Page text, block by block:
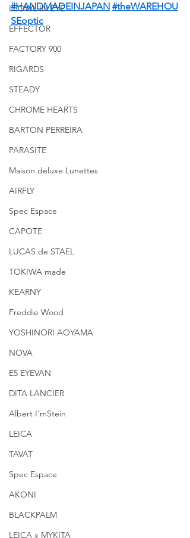
LEOWL IN EYE
EFFECTOR
FACTORY 900
RIGARDS
STEADY
CHROME HEARTS
BARTON PERREIRA
PARASITE
Maison deluxe Lunettes
AIRFLY
Spec Espace
CAPOTE
LUCAS de STAEL
TOKIWA made
KEARNY
Freddie Wood
YOSHINORI AOYAMA
NOVA
E5 EYEVAN
DITA LANCIER
Albert I'mStein
LEICA
TAVAT
Spec Espace
AKONI
BLACKPALM
LEICA x MYKITA
#HANDMADEINJAPAN #theWAREHOU
SEoptic